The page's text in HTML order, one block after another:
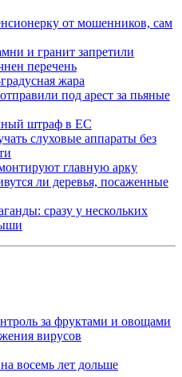
от мошенников, сам
и гранит запретили
перечень
жара
под арест за пьяные
штраф в ЕС
слуховые аппараты без
главную арку
ли деревья, посаженные
сразу у нескольких
за фруктами и овощами
вирусов
восемь лет дольше